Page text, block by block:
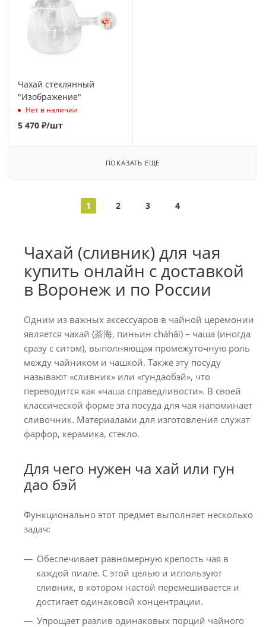
Чахай стеклянный
"Изображение"
Нет в наличии
5 470 ₽/шт
ПОКАЗАТЬ ЕЩЕ
1 2 3 4
Чахай (сливник) для чая
купить онлайн с доставкой
в Воронеж и по России
Одним из важных аксессуаров в чайной церемонии
является чахай (茶海, пиньин cháhǎi) – чаша (иногда
сразу с ситом), выполняющая промежуточную роль
между чайником и чашкой. Также эту посуду
называют «сливник» или «гундаобэй», что
переводится как «чаша справедливости». В своей
классической форме эта посуда для чая напоминает
сливочник. Материалами для изготовления служат
фарфор, керамика, стекло.
Для чего нужен ча хай или гун
дао бэй
Функционально этот предмет выполняет несколько
задач:
Обеспечивает равномерную крепость чая в
каждой пиале. С этой целью и используют
сливник, в котором настой перемешивается и
достигает одинаковой концентрации.
Упрощает разлив одинаковых порций чайного